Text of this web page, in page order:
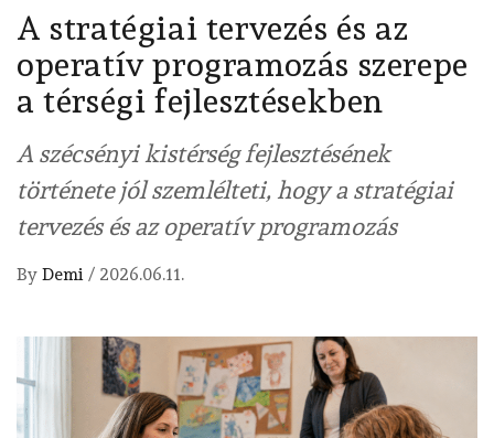
A stratégiai tervezés és az
operatív programozás szerepe
a térségi fejlesztésekben
A szécsényi kistérség fejlesztésének
története jól szemlélteti, hogy a stratégiai
tervezés és az operatív programozás
By Demi / 2026.06.11.